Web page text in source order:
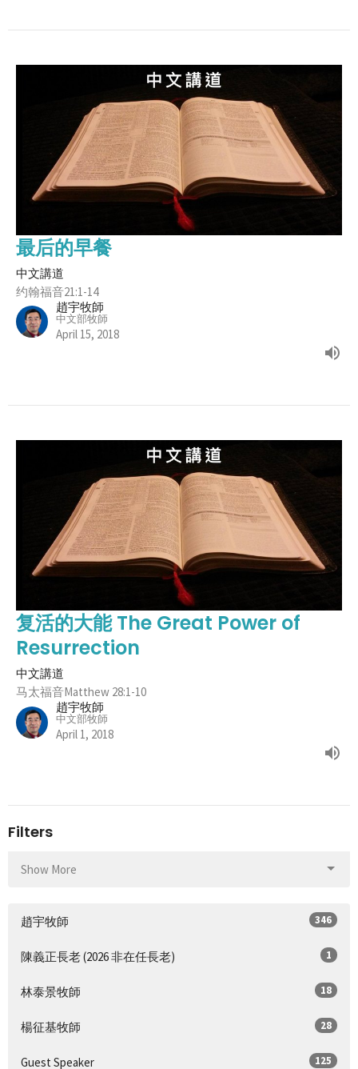
最后的早餐
中文講道
约翰福音21:1-14
趙宇牧師
中文部牧師
April 15, 2018
复活的大能 The Great Power of
Resurrection
中文講道
马太福音Matthew 28:1-10
趙宇牧師
中文部牧師
April 1, 2018
Filters
Show More
趙宇牧師 346
陳義正長老 (2026 非在任長老) 1
林泰景牧師 18
楊征基牧師 28
Guest Speaker 125